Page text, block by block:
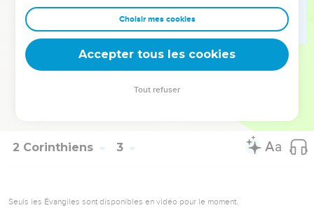
Dieu, en ceux qui sont sauvés, et en ceux qui périssent :
A ceux-ci, une odeur mortelle qui les tue ; et à ceux-là,
une odeur vivifiante qui les conduit à la vie. Mais qui est
suffisant pour ces choses ?
Car nous ne falsifions pas la parole de Dieu, comme font
2 Corinthiens 3
Seuls les Évangiles sont disponibles en vidéo pour le moment.
Choisir mes cookies
Accepter tous les cookies
Tout refuser